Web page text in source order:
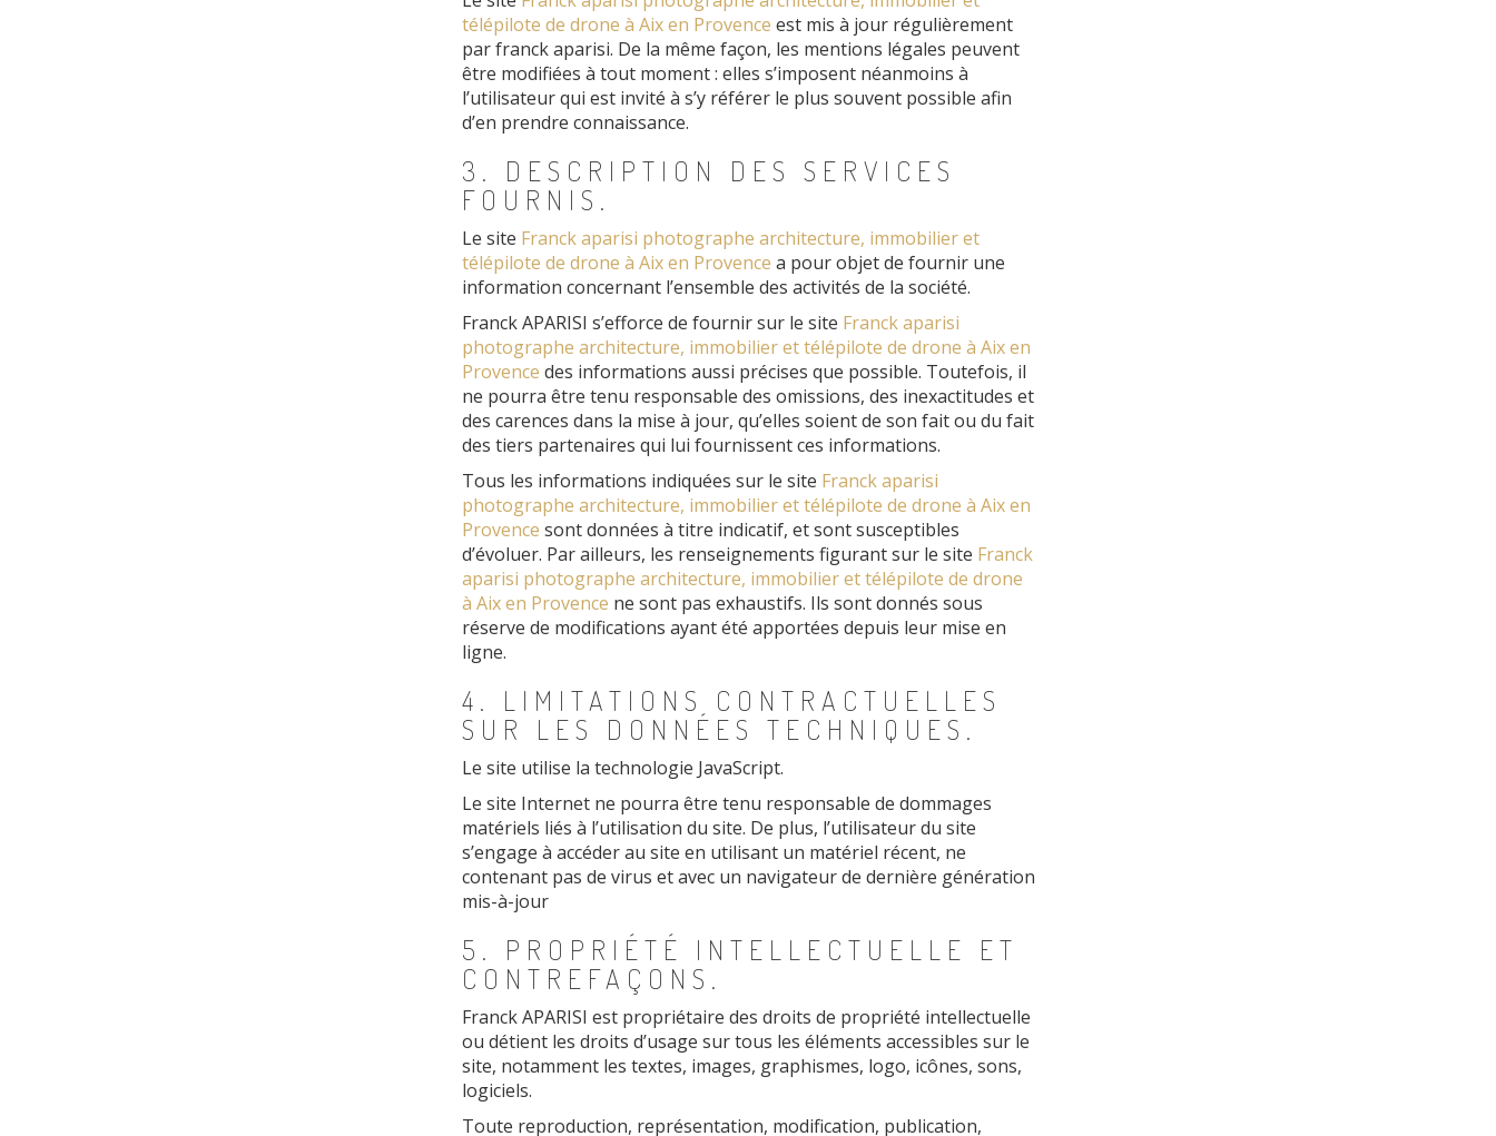
télépilote de drone à Aix en Provence est mis à jour régulièrement
par franck aparisi. De la même façon, les mentions légales peuvent
être modifiées à tout moment : elles s’imposent néanmoins à
l’utilisateur qui est invité à s’y référer le plus souvent possible afin
d’en prendre connaissance.
3. DESCRIPTION DES SERVICES
FOURNIS.
Le site Franck aparisi photographe architecture, immobilier et
télépilote de drone à Aix en Provence a pour objet de fournir une
information concernant l’ensemble des activités de la société.
Franck APARISI s’efforce de fournir sur le site Franck aparisi
photographe architecture, immobilier et télépilote de drone à Aix en
Provence des informations aussi précises que possible. Toutefois, il
ne pourra être tenu responsable des omissions, des inexactitudes et
des carences dans la mise à jour, qu’elles soient de son fait ou du fait
des tiers partenaires qui lui fournissent ces informations.
Tous les informations indiquées sur le site Franck aparisi
photographe architecture, immobilier et télépilote de drone à Aix en
Provence sont données à titre indicatif, et sont susceptibles
d’évoluer. Par ailleurs, les renseignements figurant sur le site Franck
aparisi photographe architecture, immobilier et télépilote de drone
à Aix en Provence ne sont pas exhaustifs. Ils sont donnés sous
réserve de modifications ayant été apportées depuis leur mise en
ligne.
4. LIMITATIONS CONTRACTUELLES
SUR LES DONNÉES TECHNIQUES.
Le site utilise la technologie JavaScript.
Le site Internet ne pourra être tenu responsable de dommages
matériels liés à l’utilisation du site. De plus, l’utilisateur du site
s’engage à accéder au site en utilisant un matériel récent, ne
contenant pas de virus et avec un navigateur de dernière génération
mis-à-jour
5. PROPRIÉTÉ INTELLECTUELLE ET
CONTREFAÇONS.
Franck APARISI est propriétaire des droits de propriété intellectuelle
ou détient les droits d’usage sur tous les éléments accessibles sur le
site, notamment les textes, images, graphismes, logo, icônes, sons,
logiciels.
Toute reproduction, représentation, modification, publication,